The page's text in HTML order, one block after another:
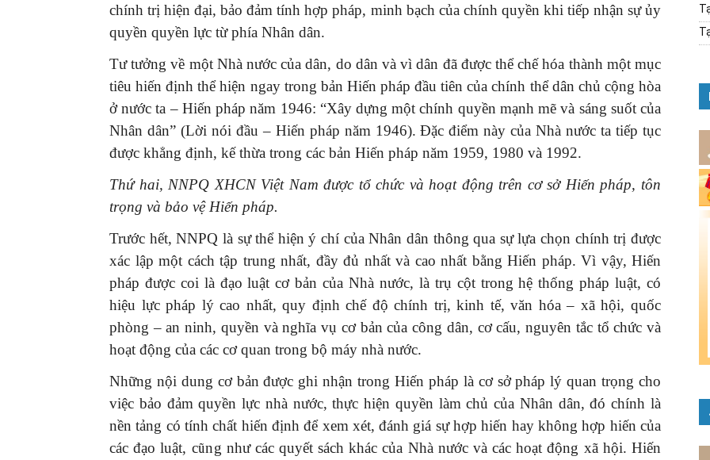
chính trị hiện đại, bảo đảm tính hợp pháp, minh bạch của chính quyền khi tiếp nhận sự ủy
quyền quyền lực từ phía Nhân dân.
Tư tưởng về một Nhà nước của dân, do dân và vì dân đã được thể chế hóa thành một mục
tiêu hiến định thể hiện ngay trong bản Hiến pháp đầu tiên của chính thể dân chủ cộng hòa
ở nước ta – Hiến pháp năm 1946: “Xây dựng một chính quyền mạnh mẽ và sáng suốt của
Nhân dân” (Lời nói đầu – Hiến pháp năm 1946). Đặc điểm này của Nhà nước ta tiếp tục
được khẳng định, kế thừa trong các bản Hiến pháp năm 1959, 1980 và 1992.
Thứ hai, NNPQ XHCN Việt Nam được tổ chức và hoạt động trên cơ sở Hiến pháp, tôn
trọng và bảo vệ Hiến pháp.
Trước hết, NNPQ là sự thể hiện ý chí của Nhân dân thông qua sự lựa chọn chính trị được
xác lập một cách tập trung nhất, đầy đủ nhất và cao nhất bằng Hiến pháp. Vì vậy, Hiến
pháp được coi là đạo luật cơ bản của Nhà nước, là trụ cột trong hệ thống pháp luật, có
hiệu lực pháp lý cao nhất, quy định chế độ chính trị, kinh tế, văn hóa – xã hội, quốc
phòng – an ninh, quyền và nghĩa vụ cơ bản của công dân, cơ cấu, nguyên tắc tổ chức và
hoạt động của các cơ quan trong bộ máy nhà nước.
Những nội dung cơ bản được ghi nhận trong Hiến pháp là cơ sở pháp lý quan trọng cho
việc bảo đảm quyền lực nhà nước, thực hiện quyền làm chủ của Nhân dân, đó chính là
nền tảng có tính chất hiến định để xem xét, đánh giá sự hợp hiến hay không hợp hiến của
các đạo luật, cũng như các quyết sách khác của Nhà nước và các hoạt động xã hội. Hiến